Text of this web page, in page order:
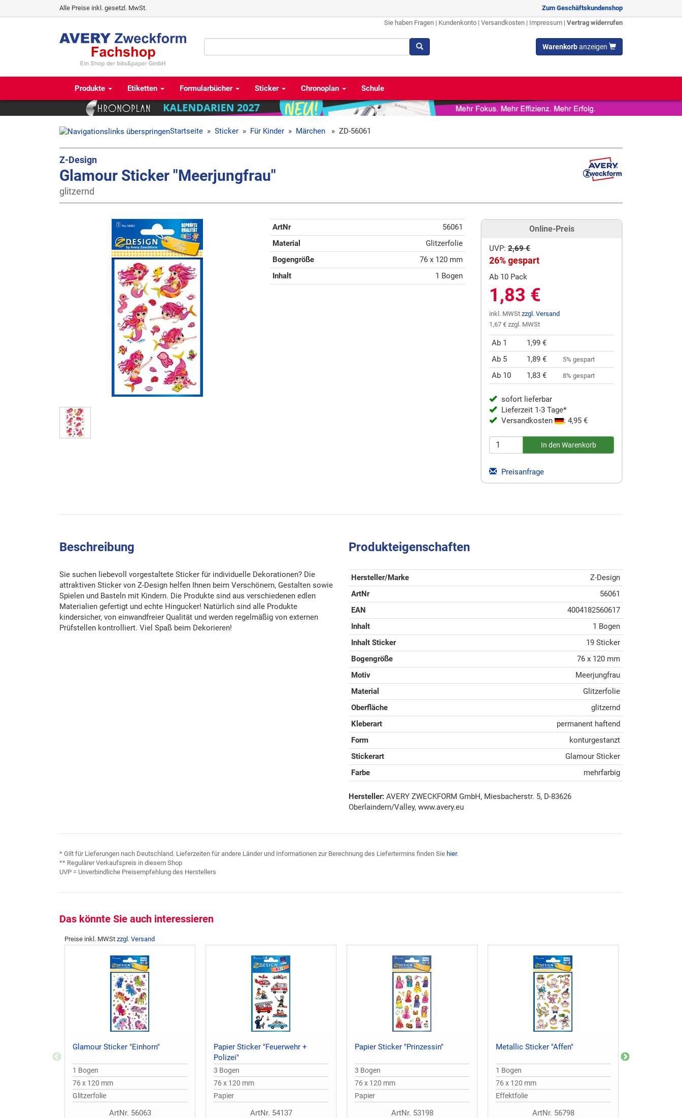
Alle Preise inkl. gesetzl. MwSt.
Zum Geschäftskundenshop
Sie haben Fragen | Kundenkonto | Versandkosten | Impressum | Vertrag widerrufen
Warenkorbanzeigen
Produkte Etiketten Formularbücher Sticker Chronoplan Schule
Startseite » Sticker » Für Kinder » Märchen » ZD-56061
Z-Design
Glamour Sticker "Meerjungfrau"
glitzernd
ArtNr
56061
Material
Glitzerfolie
Bogengröße
76 x 120 mm
Inhalt
1 Bogen
Online-Preis
UVP: 2,69 €
26% gespart
Ab 10 Pack
1,83 €
inkl. MWSt zzgl. Versand
1,67 € zzgl. MWSt
Ab 1
1,99 €
Ab 5
1,89 € 5% gespart
Ab 10 1,83 € 8% gespart
sofort lieferbar
Lieferzeit 1-3 Tage*
Versandkosten
: 4,95 €
Preisanfrage
Beschreibung
Sie suchen liebevoll vorgestaltete Sticker für individuelle Dekorationen? Die
attraktiven Sticker von Z-Design helfen Ihnen beim Verschönern, Gestalten sowie
Spielen und Basteln mit Kindern. Die Produkte sind aus verschiedenen edlen
Materialien gefertigt und echte Hingucker! Natürlich sind alle Produkte
kindersicher, von einwandfreier Qualität und werden regelmäßig von externen
Prüfstellen kontrolliert. Viel Spaß beim Dekorieren!
Produkteigenschaften
Hersteller/Marke
Z-Design
ArtNr
56061
EAN
4004182560617
Inhalt
1 Bogen
Inhalt Sticker
19 Sticker
Bogengröße
76 x 120 mm
Motiv
Meerjungfrau
Material
Glitzerfolie
Oberfläche
glitzernd
Kleberart
permanent haftend
Form
konturgestanzt
Stickerart
Glamour Sticker
Farbe
mehrfarbig
Hersteller: AVERY ZWECKFORM GmbH, Miesbacherstr. 5, D-83626
Oberlaindern/Valley, www.avery.eu
* Gilt für Lieferungen nach Deutschland. Lieferzeiten für andere Länder und Informationen zur Berechnung des Liefertermins finden Sie hier.
** Regulärer Verkaufspreis in diesem Shop
UVP = Unverbindliche Preisempfehlung des Herstellers
Das könnte Sie auch interessieren
Preise inkl. MWSt zzgl. Versand
Glamour Sticker "Einhorn"
1 Bogen
76 x 120 mm
Glitzerfolie
ArtNr. 56063
Papier Sticker "Feuerwehr +
Polizei"
3 Bogen
76 x 120 mm
Papier
ArtNr. 54137
Papier Sticker "Prinzessin"
3 Bogen
76 x 120 mm
Papier
ArtNr. 53198
Metallic Sticker "Affen"
1 Bogen
76 x 120 mm
Effektfolie
ArtNr. 56798